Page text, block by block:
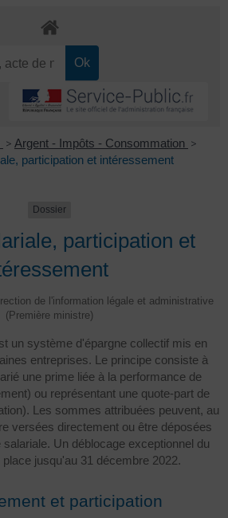
> Argent - Impôts - Consommation >
participation et intéressement
Dossier
participation et
de l'information légale et administrative
(Première ministre)
un système d'épargne collectif mis en
entreprises. Le principe consiste à
une prime liée à la performance de
ou représentant une quote-part de
Les sommes attribuées peuvent, au
versées directement ou être déposées
Un déblocage exceptionnel du
jusqu'au 31 décembre 2022.
et participation